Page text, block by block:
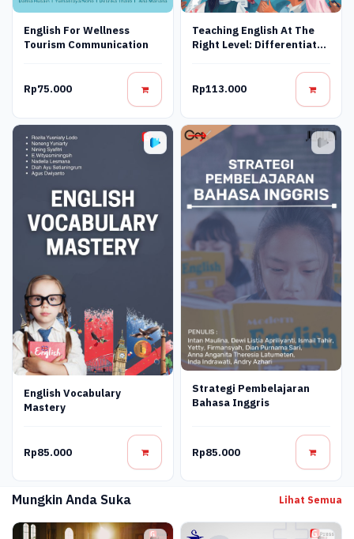
English For Wellness
Tourism Communication
Rp75.000
Teaching English At The
Right Level: Differentiated
Context
Rp113.000
English Vocabulary
Mastery
Rp85.000
Strategi Pembelajaran
Bahasa Inggris
Rp85.000
Mungkin Anda Suka Lihat Semua